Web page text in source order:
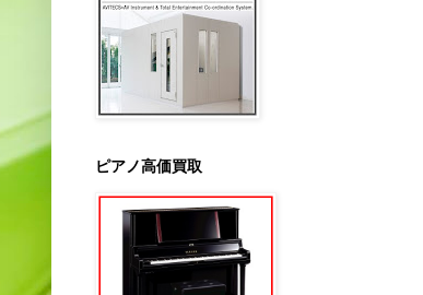
ピアノ高価買取